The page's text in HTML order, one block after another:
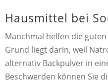
Hausmittel bei
Manchmal helfen die
Grund liegt darin, weil
alternativ Backpulver in
Beschwerden können Sie